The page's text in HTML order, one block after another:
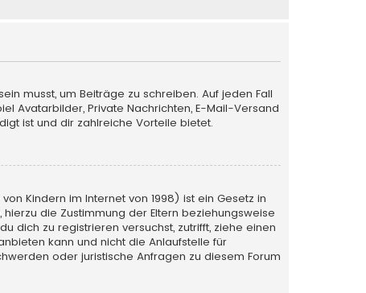
musst, um Beiträge zu schreiben. Auf jeden Fall
Avatarbilder, Private Nachrichten, E-Mail-Versand
ist und dir zahlreiche Vorteile bietet.
Kindern im Internet von 1998) ist ein Gesetz in
die Zustimmung der Eltern beziehungsweise
dich zu registrieren versuchst, zutrifft, ziehe einen
kann und nicht die Anlaufstelle für
oder juristische Anfragen zu diesem Forum